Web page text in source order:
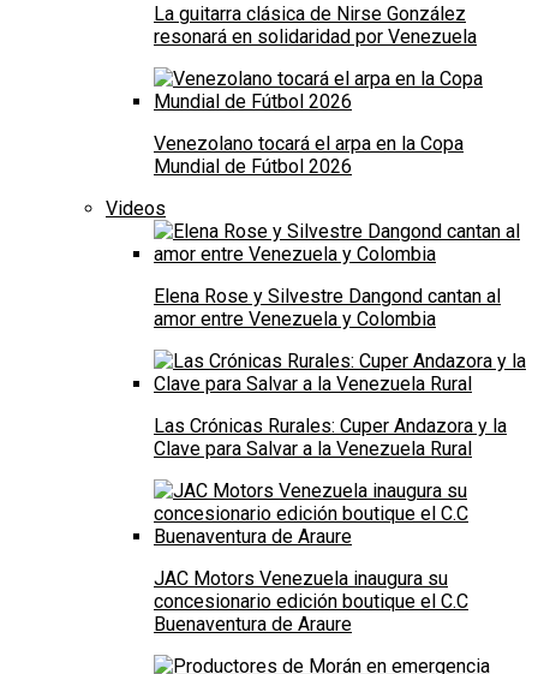
La guitarra clásica de Nirse González
resonará en solidaridad por Venezuela
Venezolano tocará el arpa en la Copa
Mundial de Fútbol 2026
Videos
Elena Rose y Silvestre Dangond cantan al
amor entre Venezuela y Colombia
Las Crónicas Rurales: Cuper Andazora y la
Clave para Salvar a la Venezuela Rural
JAC Motors Venezuela inaugura su
concesionario edición boutique el C.C
Buenaventura de Araure